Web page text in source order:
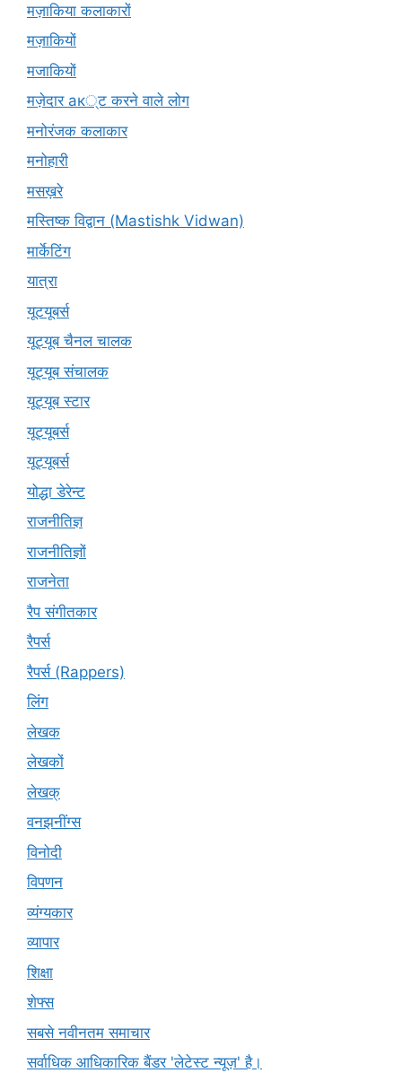
मज़ाकिया कलाकारों
मज़ाकियों
मजाकियों
मज़ेदार ак्ट करने वाले लोग
मनोरंजक कलाकार
मनोहारी
मसख़रे
मस्तिष्क विद्वान (Mastishk Vidwan)
मार्केटिंग
यात्रा
यूटयूबर्स
यूट्यूब चैनल चालक
यूट्यूब संचालक
यूट्यूब स्टार
यूट्यूबर्स
यूट्‍यूबर्स
योद्धा डेरेन्ट
राजनीतिज्ञ
राजनीतिज्ञों
राजनेता
रैप संगीतकार
रैपर्स
रैपर्स (Rappers)
लिंग
लेखक
लेखकों
लेखक्
वनझनींग्स
विनोदी
विपणन
व्यंग्यकार
व्यापार
शिक्षा
शेफ्स
सबसे नवीनतम समाचार
सर्वाधिक आधिकारिक बैंडर 'लेटेस्ट न्यूज़' है।